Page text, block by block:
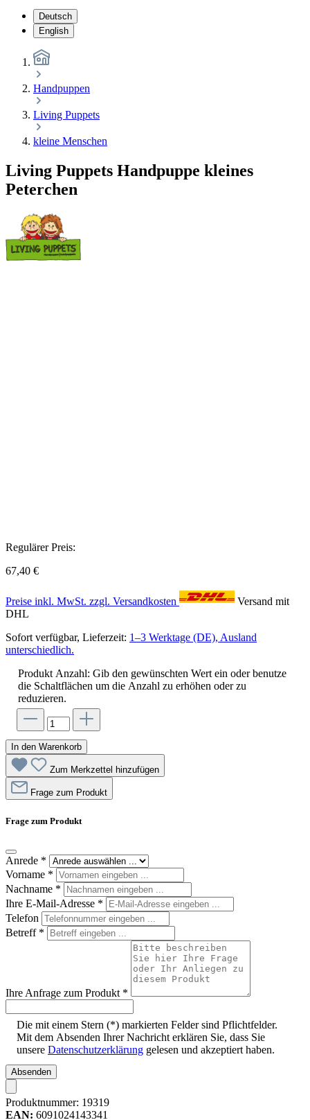
Deutsch
English
Handpuppen
Living Puppets
kleine Menschen
Living Puppets Handpuppe kleines
Peterchen
Regulärer Preis:
67,40 €
Preise inkl. MwSt. zzgl. Versandkosten
Versand mit
DHL
Sofort verfügbar, Lieferzeit: 1–3 Werktage (DE), Ausland
unterschiedlich.
Produkt Anzahl: Gib den gewünschten Wert ein oder benutze
die Schaltflächen um die Anzahl zu erhöhen oder zu
reduzieren.
In den Warenkorb
Zum Merkzettel hinzufügen
Frage zum Produkt
Frage zum Produkt
Anrede *
Vorname *
Nachname *
Ihre E-Mail-Adresse *
Telefon
Betreff *
Ihre Anfrage zum Produkt *
Die mit einem Stern (*) markierten Felder sind Pflichtfelder.
Mit dem Absenden Ihrer Nachricht erklären Sie, dass Sie
unsere Datenschutzerklärung gelesen und akzeptiert haben.
Absenden
Produktnummer: 19319
EAN: 6091024143341